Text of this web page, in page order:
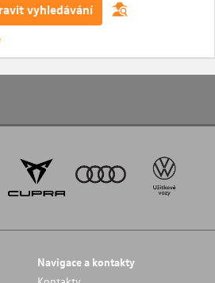
vyhledávání
Navigace a kontakty